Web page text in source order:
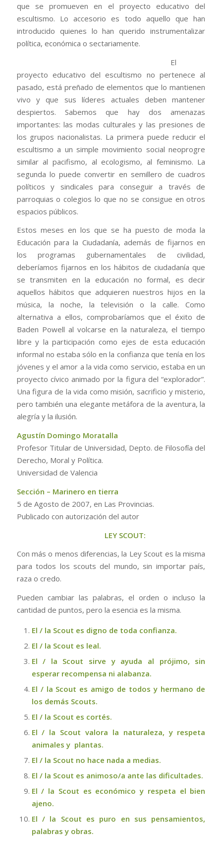
que se promueven en el proyecto educativo del
escultismo. Lo accesorio es todo aquello que han
introducido quienes lo han querido instrumentalizar
política, económica o sectariamente.
El
proyecto educativo del escultismo no pertenece al
pasado, está preñado de elementos que lo mantienen
vivo y que sus líderes actuales deben mantener
despiertos. Sabemos que hay dos amenazas
importantes: las modas culturales y las presiones de
los grupos nacionalistas. La primera puede reducir el
escultismo a un simple movimiento social neoprogre
similar al pacifismo, al ecologismo, al feminismo. La
segunda lo puede convertir en semillero de cuadros
políticos y sindicales para conseguir a través de
parroquias o colegios lo que no se consigue en otros
espacios públicos.
Estos meses en los que se ha puesto de moda la
Educación para la Ciudadanía, además de fijarnos en
los programas gubernamentales de civilidad,
deberíamos fijarnos en los hábitos de ciudadanía que
se transmiten en la educación no formal, es decir
aquellos hábitos que adquieren nuestros hijos en la
música, la noche, la televisión o la calle. Como
alternativa a ellos, comprobaríamos que el éxito de
Baden Powell al volcarse en la naturaleza, el tiempo
libre y la participación como ejes de esta educación
informal no estaba sólo en la confianza que tenía en los
jóvenes y el amor a la vida como servicio, estaba en un
proyecto cívico animado por la figura del “explorador”.
Una figura de la vida como misión, sacrificio y misterio,
pero también una elegante metáfora de la aventura, la
alegría y la ilusión.
Agustín Domingo Moratalla
Profesor Titular de Universidad, Depto. de Filosofía del
Derecho, Moral y Política.
Universidad de Valencia
Sección – Marinero en tierra
5 de Agosto de 2007, en Las Provincias.
Publicado con autorización del autor
LEY SCOUT:
Con más o menos diferencias, la Ley Scout es la misma
para todos los scouts del mundo, sin importar país,
raza o credo.
Pueden cambiar las palabras, el orden o incluso la
cantidad de puntos, pero la esencia es la misma.
El / la Scout es digno de toda confianza.
El / la Scout es leal.
El / la Scout sirve y ayuda al prójimo, sin
esperar recompensa ni alabanza.
El / la Scout es amigo de todos y hermano de
los demás Scouts.
El / la Scout es cortés.
El / la Scout valora la naturaleza, y respeta
animales y plantas.
El / la Scout no hace nada a medias.
El / la Scout es animoso/a ante las dificultades.
El / la Scout es económico y respeta el bien
ajeno.
El / la Scout es puro en sus pensamientos,
palabras y obras.